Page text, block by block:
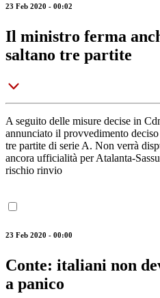
23 Feb 2020 - 00:02
Il ministro ferma
saltano tre partite
A seguito delle misure decise in
annunciato il provvedimento
tre partite di serie A. Non verrà
ancora ufficialità per Atalanta-
rischio rinvio
23 Feb 2020 - 00:00
Conte: italiani non
a panico